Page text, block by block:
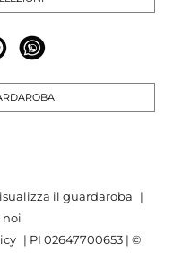
il guardaroba
|
noi
| PI 02647700653 | ©